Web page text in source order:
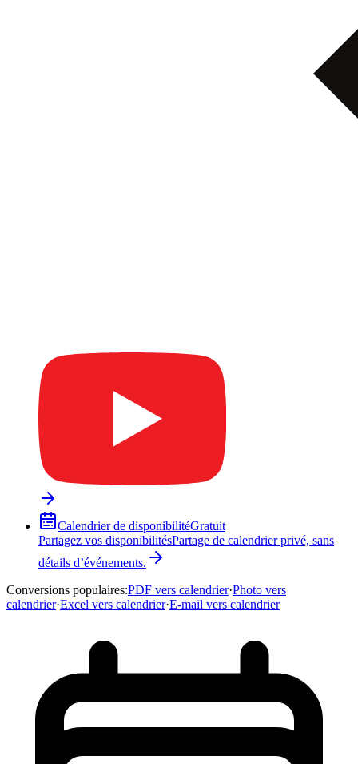
Calendrier de disponibilitéGratuit
Partagez vos disponibilitésPartage de calendrier privé, sans
détails d’événements.
Conversions populaires:PDF vers calendrier·Photo vers
calendrier·Excel vers calendrier·E-mail vers calendrier